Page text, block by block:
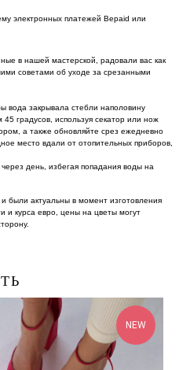
электронных платежей Bepaid или
в нашей мастерской, радовали вас как
советами об уходе за срезанными
вода закрывала стебли наполовину
градусов, используя секатор или нож
а также обновляйте срез ежедневно
место вдали от отопительных приборов,
день, избегая попадания воды на
были актуальны в момент изготовления
и курса евро, цены на цветы могут
NEW